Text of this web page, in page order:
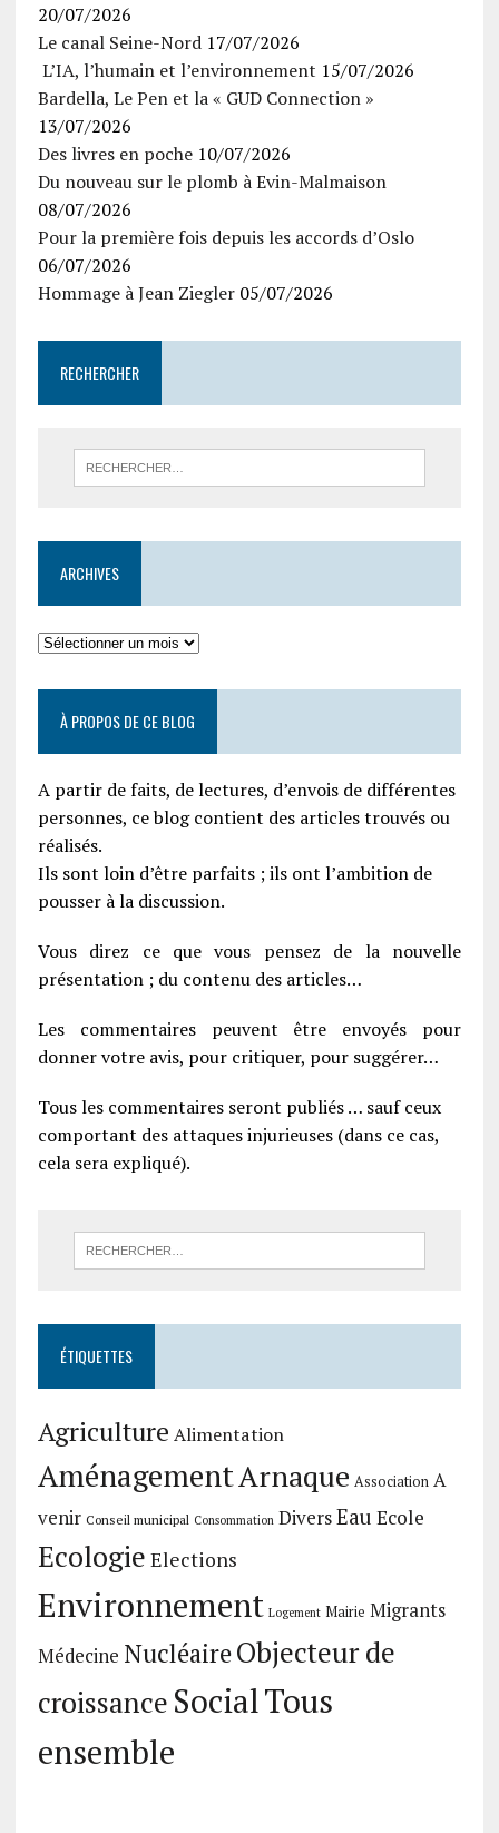
20/07/2026
Le canal Seine-Nord 17/07/2026
L’IA, l’humain et l’environnement 15/07/2026
Bardella, Le Pen et la « GUD Connection »
13/07/2026
Des livres en poche 10/07/2026
Du nouveau sur le plomb à Evin-Malmaison
08/07/2026
Pour la première fois depuis les accords d’Oslo
06/07/2026
Hommage à Jean Ziegler 05/07/2026
RECHERCHER
ARCHIVES
À PROPOS DE CE BLOG
A partir de faits, de lectures, d’envois de différentes
personnes, ce blog contient des articles trouvés ou
réalisés.
Ils sont loin d’être parfaits ; ils ont l’ambition de
pousser à la discussion.
Vous direz ce que vous pensez de la nouvelle
présentation ; du contenu des articles…
Les commentaires peuvent être envoyés pour
donner votre avis, pour critiquer, pour suggérer…
Tous les commentaires seront publiés … sauf ceux
comportant des attaques injurieuses (dans ce cas,
cela sera expliqué).
ÉTIQUETTES
Agriculture Alimentation
AménagementArnaque Association A
venir Conseil municipal Consommation DiversEau Ecole
Ecologie Elections
Environnement Logement Mairie Migrants
Médecine NucléaireObjecteur de
croissance SocialTous
ensemble